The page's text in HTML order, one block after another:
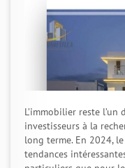
L’immobilier reste
investisseurs à la
long terme. En 2024,
tendances